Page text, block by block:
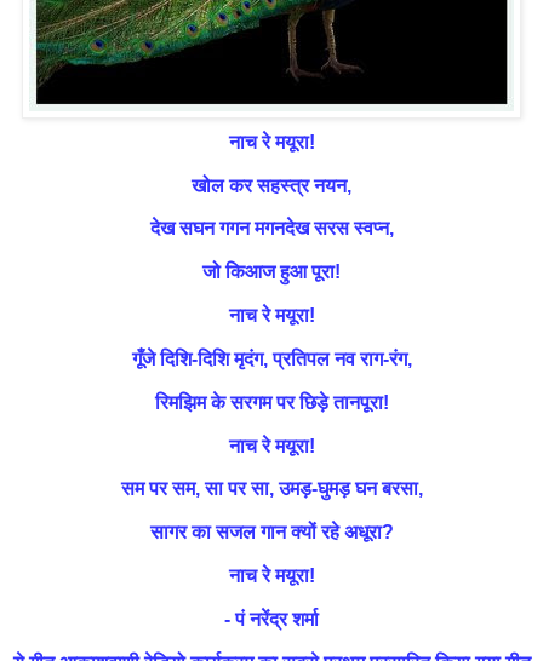
नाच रे मयूरा!
खोल कर सहस्त्र नयन,
देख सघन गगन मगनदेख सरस स्वप्न,
जो किआज हुआ पूरा!
नाच रे मयूरा!
गूँजे दिशि-दिशि मृदंग, प्रतिपल नव राग-रंग,
रिमझिम के सरगम पर छिड़े तानपूरा!
नाच रे मयूरा!
सम पर सम, सा पर सा, उमड़-घुमड़ घन बरसा,
सागर का सजल गान क्यों रहे अधूरा?
नाच रे मयूरा!
- पं नरेंद्र शर्मा